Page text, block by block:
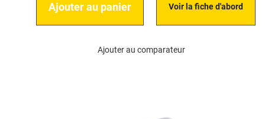
Ajouter au panier Voir la fiche d'abord
Ajouter au comparateur